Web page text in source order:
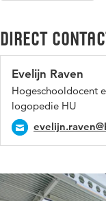
Direct
Evelijn Raven
Hogeschooldocent
logopedie HU